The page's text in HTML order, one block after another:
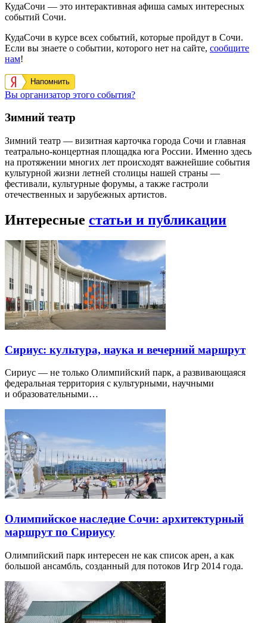
КудаСочи — это интерактивная афиша самых интересных
событий Сочи.
КудаСочи в курсе всех событий, которые пройдут в Сочи.
Если вы знаете о событии, которого нет на сайте, сообщите
нам!
Напомнить
Вы организатор этого события?
Зимний театр
Зимний театр — визитная карточка города Сочи и главная
театрально-концертная площадка юга России. Именно здесь
на протяжении многих лет происходят важнейшие события
культурной жизни летней столицы нашей страны —
фестивали, культурные форумы, а также гастроли
отечественных и зарубежных артистов.
Интересные статьи и публикации
Сириус: культура, наука и вечерний маршрут
Сириус — не только Олимпийский парк, а развивающаяся
федеральная территория с культурными, научными
и образовательными…
Олимпийское наследие Сочи: архитектурный
маршрут по Сириусу
Олимпийский парк интересен не как список арен, а как
большой ансамбль, созданный для потоков Игр 2014 года.